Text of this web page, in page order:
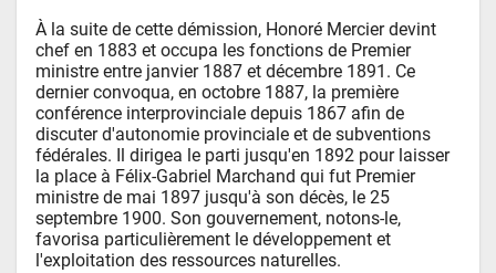
À la suite de cette démission, Honoré Mercier devint
chef en 1883 et occupa les fonctions de Premier
ministre entre janvier 1887 et décembre 1891. Ce
dernier convoqua, en octobre 1887, la première
conférence interprovinciale depuis 1867 afin de
discuter d'autonomie provinciale et de subventions
fédérales. Il dirigea le parti jusqu'en 1892 pour laisser
la place à Félix-Gabriel Marchand qui fut Premier
ministre de mai 1897 jusqu'à son décès, le 25
septembre 1900. Son gouvernement, notons-le,
favorisa particulièrement le développement et
l'exploitation des ressources naturelles.